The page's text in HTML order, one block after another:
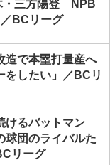
・三方陽登 NPB
BCリーグ
で本塁打量産へ
をしたい」／BCリ
るバットマン
球団のライバルた
リーグ